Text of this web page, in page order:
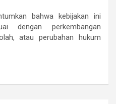
bahwa kebijakan ini
dengan perkembangan
atau perubahan hukum